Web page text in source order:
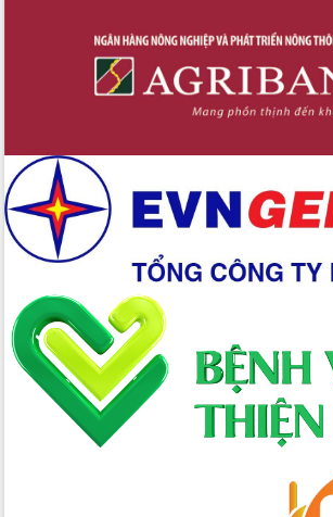
Xây dựng nền hành chính số đồng
hành cùng nông dân dân, doanh nghiệp
mới
Chuyển đổi số 'mở đường' cho nông
nghiệp Đắk Lắk tăng trưởng bứt phá
Triển khai đồng bộ đo đạc, lập hồ sơ
địa chính, hoàn thiện cơ sở dữ liệu đất
Ứng dụng sinh trắc học - Bước tiến
trong hành trình chuyển đổi số tại Đắk
Lắk
Đắk Lắk nâng cao hiệu quả công tác
Đảng từ Sổ tay đảng viên điện tử
Đắk Lắk đẩy mạnh nuôi biển công